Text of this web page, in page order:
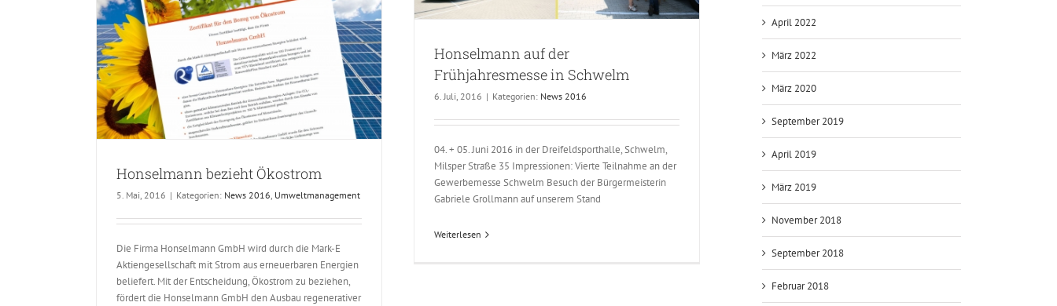
Honselmann auf der
Frühjahresmesse in Schwelm
6. Juli, 2016 | Kategorien: News 2016
04. + 05. Juni 2016 in der Dreifeldsporthalle, Schwelm,
Milsper Straße 35 Impressionen: Vierte Teilnahme an der
Gewerbemesse Schwelm Besuch der Bürgermeisterin
Gabriele Grollmann auf unserem Stand
Weiterlesen
Honselmann bezieht Ökostrom
5. Mai, 2016 | Kategorien: News 2016, Umweltmanagement
Die Firma Honselmann GmbH wird durch die Mark-E
Aktiengesellschaft mit Strom aus erneuerbaren Energien
beliefert. Mit der Entscheidung, Ökostrom zu beziehen,
fördert die Honselmann GmbH den Ausbau regenerativer
April 2022
März 2022
März 2020
September 2019
April 2019
März 2019
November 2018
September 2018
Februar 2018